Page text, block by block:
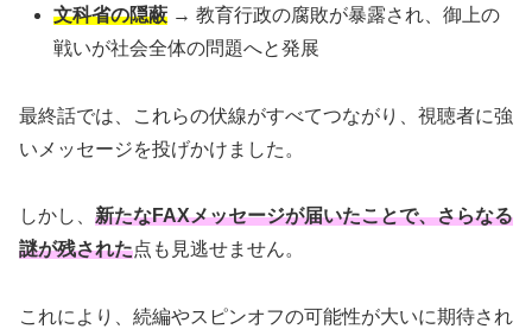
文科省の隠蔽 → 教育行政の腐敗が暴露され、御上の
戦いが社会全体の問題へと発展
最終話では、これらの伏線がすべてつながり、視聴者に強
いメッセージを投げかけました。
しかし、 新たなFAXメッセージが届いたことで、さらなる
謎が残された点も見逃せません。
これにより、続編やスピンオフの可能性が大いに期待され